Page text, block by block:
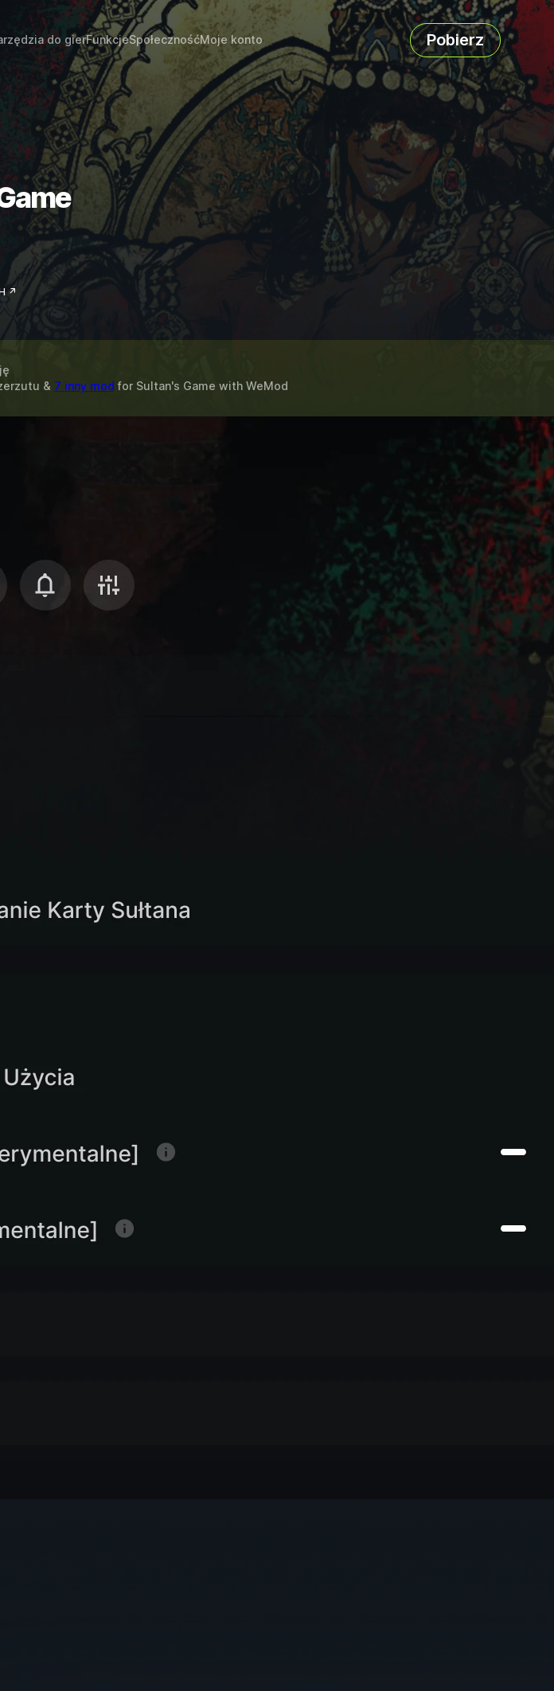
do gierFunkcjeSpołecznośćMoje konto Pobierz
↗
& 7 inny mod for Sultan's Game with WeMod